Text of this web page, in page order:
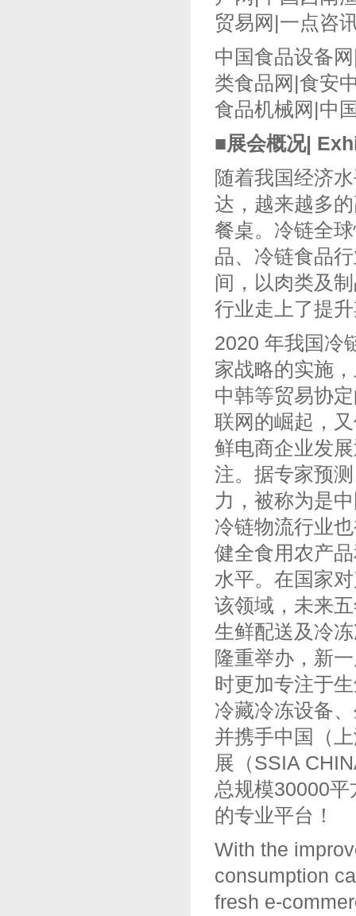
贸易网|一点咨
中国食品设备
类食品网|食安
食品机械网|中
■展会概况|
随着我国经济
达，越来越多
餐桌。冷链全
品、冷链食品
间，以肉类及
行业走上了提
2020 年我国冷
家战略的实施
中韩等贸易协
联网的崛起，
鲜电商企业发
注。据专家预
力，被称为是
冷链物流行业
健全食用农产
水平。在国家
该领域，未来
生鲜配送及冷
隆重举办，新
时更加专注于
冷藏冷冻设备
并携手中国（
展（SSIA
总规模30000
的专业平台！
With the
consumption
fresh e-